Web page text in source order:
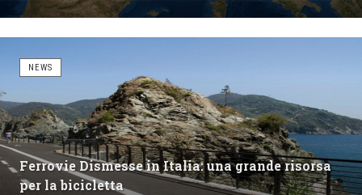
NEWS
Ferrovie Dismesse in Italia: una grande risorsa
per la bicicletta